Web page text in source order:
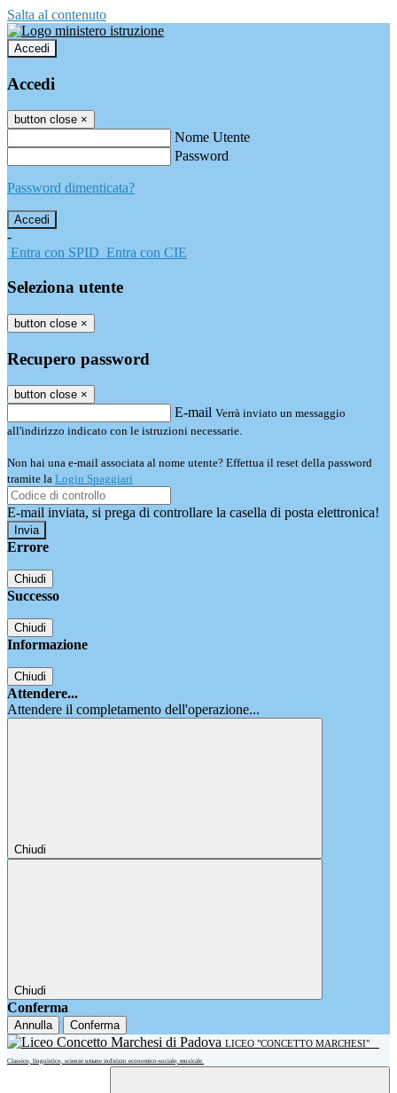
Salta al contenuto
Accedi
Accedi
button close ×
Nome Utente
Password
Password dimenticata?
-
Entra con SPID Entra con CIE
Seleziona utente
button close ×
Recupero password
button close ×
E-mail Verrà inviato un messaggio
all'indirizzo indicato con le istruzioni necessarie.
Non hai una e-mail associata al nome utente? Effettua il reset della password
tramite la Login Spaggiari
E-mail inviata, si prega di controllare la casella di posta elettronica!
Errore
Chiudi
Successo
Chiudi
Informazione
Chiudi
Attendere...
Attendere il completamento dell'operazione...
Chiudi
Chiudi
Conferma
Annulla Conferma
LICEO "CONCETTO MARCHESI"
Classico, linguistico, scienze umane indirizzo economico-sociale, musicale